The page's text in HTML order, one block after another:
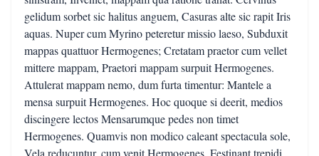
gelidum sorbet sic halitus anguem, Casuras alte sic rapit Iris
aquas. Nuper cum Myrino peteretur missio laeso, Subduxit
mappas quattuor Hermogenes; Cretatam praetor cum vellet
mittere mappam, Praetori mappam surpuit Hermogenes.
Attulerat mappam nemo, dum furta timentur: Mantele a
mensa surpuit Hermogenes. Hoc quoque si deerit, medios
discingere lectos Mensarumque pedes non timet
Hermogenes. Quamvis non modico caleant spectacula sole,
Vela reducuntur, cum venit Hermogenes. Festinant trepidi